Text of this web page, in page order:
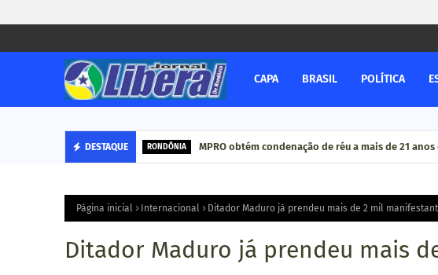
CAPA BRASIL POLÍTICA
DESTAQUE RONDÔNIA MPRO obtém condenação de réu a mais de 21
Página inicial Internacional Ditador Maduro já prendeu mais de 2 mil
Ditador Maduro já prendeu mais